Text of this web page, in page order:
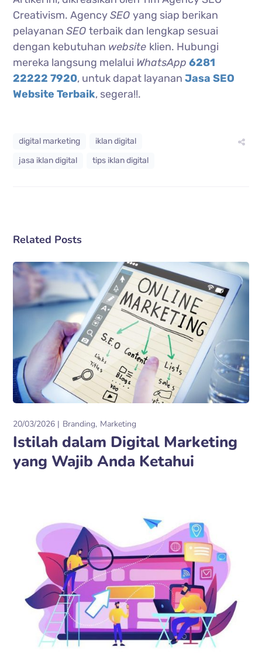
Creativism. AgencySEOyang siap berikan
pelayananSEOterbaik dan lengkap sesuai
dengan kebutuhan website klien. Hubungi
mereka langsung melalui WhatsApp 6281
22222 7920, untuk dapat layananJasa SEO
Website Terbaik, segera!!.
digital marketing
iklan digital
jasa iklan digital
tips iklan digital
Related Posts
20/03/2026 Branding Marketing
Istilah dalam Digital Marketing
yang Wajib Anda Ketahui